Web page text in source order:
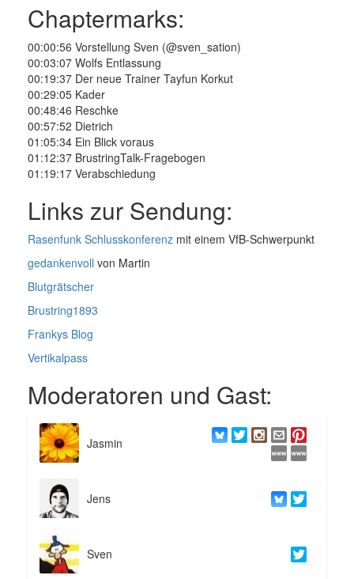
Chaptermarks:
00:00:56 Vorstellung Sven (@sven_sation)
00:03:07 Wolfs Entlassung
00:19:37 Der neue Trainer Tayfun Korkut
00:29:05 Kader
00:48:46 Reschke
00:57:52 Dietrich
01:05:34 Ein Blick voraus
01:12:37 BrustringTalk-Fragebogen
01:19:17 Verabschiedung
Links zur Sendung:
Rasenfunk Schlusskonferenz mit einem VfB-Schwerpunkt
gedankenvoll von Martin
Blutgrätscher
Brustring1893
Frankys Blog
Vertikalpass
Moderatoren und Gast:
Jasmin
Jens
Sven